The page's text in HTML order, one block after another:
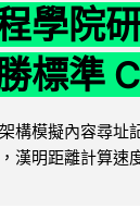
學院
標準
構模擬內容尋址
漢明距離計算速